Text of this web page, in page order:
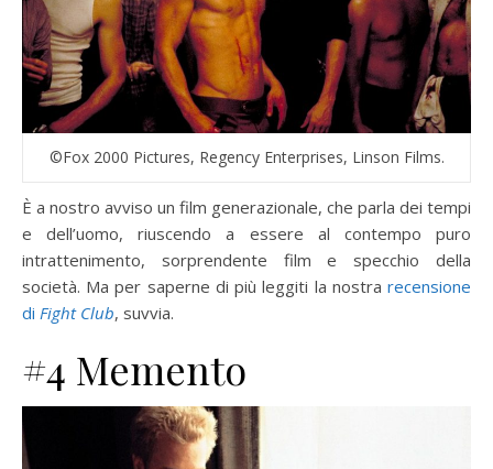
©Fox 2000 Pictures, Regency Enterprises, Linson Films.
È a nostro avviso un film generazionale, che parla dei tempi
e dell’uomo, riuscendo a essere al contempo puro
intrattenimento, sorprendente film e specchio della
società. Ma per saperne di più leggiti la nostra recensione
di Fight Club, suvvia.
#4 Memento